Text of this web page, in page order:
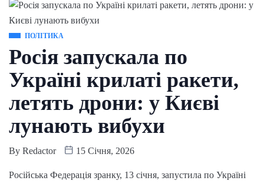
ПОЛІТИКА
Росія запускала по
Україні крилаті ракети,
летять дрони: у Києві
лунають вибухи
By Redactor 15 Січня, 2026
Російська Федерація зранку, 13 січня, запустила по Україні